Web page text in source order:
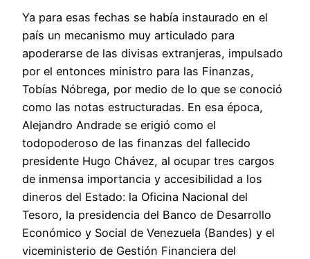
Ya para esas fechas se había instaurado en el
país un mecanismo muy articulado para
apoderarse de las divisas extranjeras, impulsado
por el entonces ministro para las Finanzas,
Tobías Nóbrega, por medio de lo que se conoció
como las notas estructuradas. En esa época,
Alejandro Andrade se erigió como el
todopoderoso de las finanzas del fallecido
presidente Hugo Chávez, al ocupar tres cargos
de inmensa importancia y accesibilidad a los
dineros del Estado: la Oficina Nacional del
Tesoro, la presidencia del Banco de Desarrollo
Económico y Social de Venezuela (Bandes) y el
viceministerio de Gestión Financiera del